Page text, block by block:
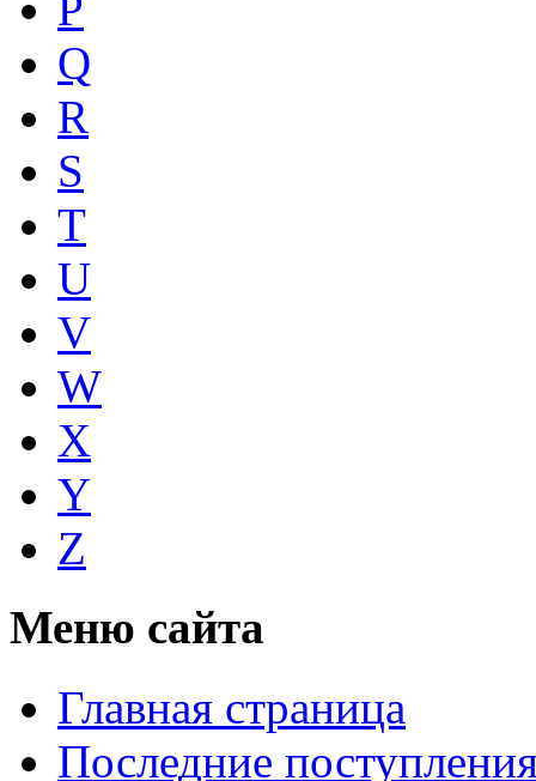
Q
R
S
T
U
V
W
X
Y
Z
Меню сайта
Главная страница
Последние